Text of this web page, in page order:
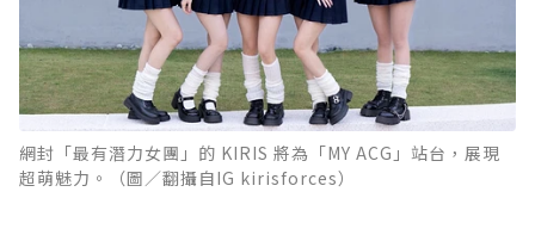
網封「最有潛力女團」的 KIRIS 將為「MY ACG」站台，展現
超萌魅力。（圖／翻攝自IG kirisforces）